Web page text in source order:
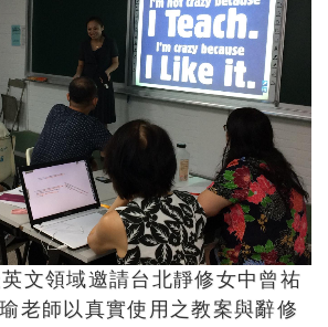
文領域邀請台北靜修女中曾祐
老師以真實使用之教案與辭修